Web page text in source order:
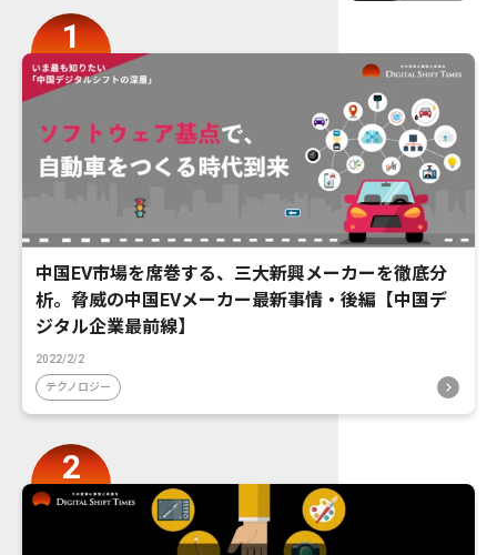
中国EV市場を席巻する、三大新興メーカーを徹底分
析。脅威の中国EVメーカー最新事情・後編【中国デ
ジタル企業最前線】
2022/2/2
テクノロジー